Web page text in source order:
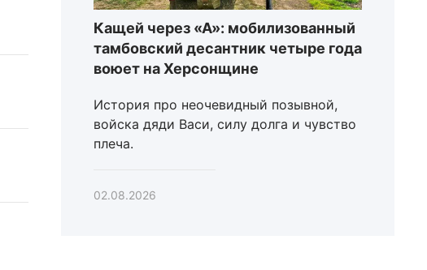
Кащей через «А»: мобилизованный
тамбовский десантник четыре года
воюет на Херсонщине
История про неочевидный позывной,
войска дяди Васи, силу долга и чувство
плеча.
02.08.2026